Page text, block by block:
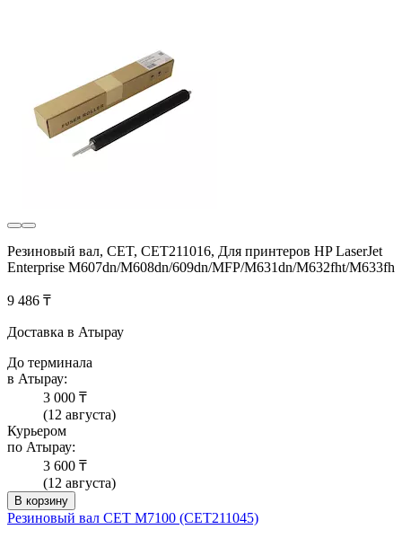
Резиновый вал, CET, CET211016, Для принтеров HP LaserJet
Enterprise M607dn/M608dn/609dn/MFP/M631dn/M632fht/M633fh
9 486 ₸
Доставка в Атырау
До терминала
в Атырау:
3 000 ₸
(12 августа)
Курьером
по Атырау:
3 600 ₸
(12 августа)
В корзину
Резиновый вал CET M7100 (CET211045)